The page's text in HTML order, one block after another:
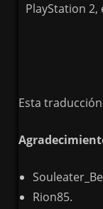
PlayStation
Esta
Rion85.